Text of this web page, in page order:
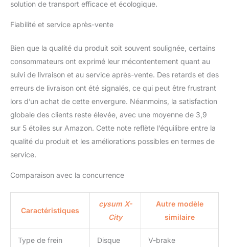
avant et le feu arrière
vitesses】 Le vélo
est équipé d'un dérailleur
professionnel à 7
dérailleur, vous pourrez
profiter d'une conduite
plus rapide et plus facile
solution de transport efficace et écologique.
Fiabilité et service après-vente
Bien que la qualité du produit soit souvent soulignée, certains
consommateurs ont exprimé leur mécontentement quant au
suivi de livraison et au service après-vente. Des retards et des
erreurs de livraison ont été signalés, ce qui peut être frustrant
lors d’un achat de cette envergure. Néanmoins, la satisfaction
globale des clients reste élevée, avec une moyenne de 3,9
sur 5 étoiles sur Amazon. Cette note reflète l’équilibre entre la
qualité du produit et les améliorations possibles en termes de
service.
Comparaison avec la concurrence
Caractéristiques
cysum X-
City
Autre modèle
similaire
Type de frein Disque V-brake